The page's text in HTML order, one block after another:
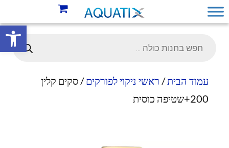
פתח
עמוד הבית/ ראשי ניקוי לפורקים/ סקים קלין
200+שטיפה כוסית